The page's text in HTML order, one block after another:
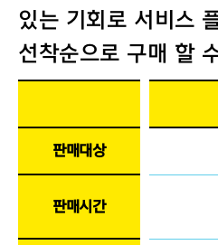
있는 기회로 서비스
선착순으로 구매 할
판매대상
판매시간